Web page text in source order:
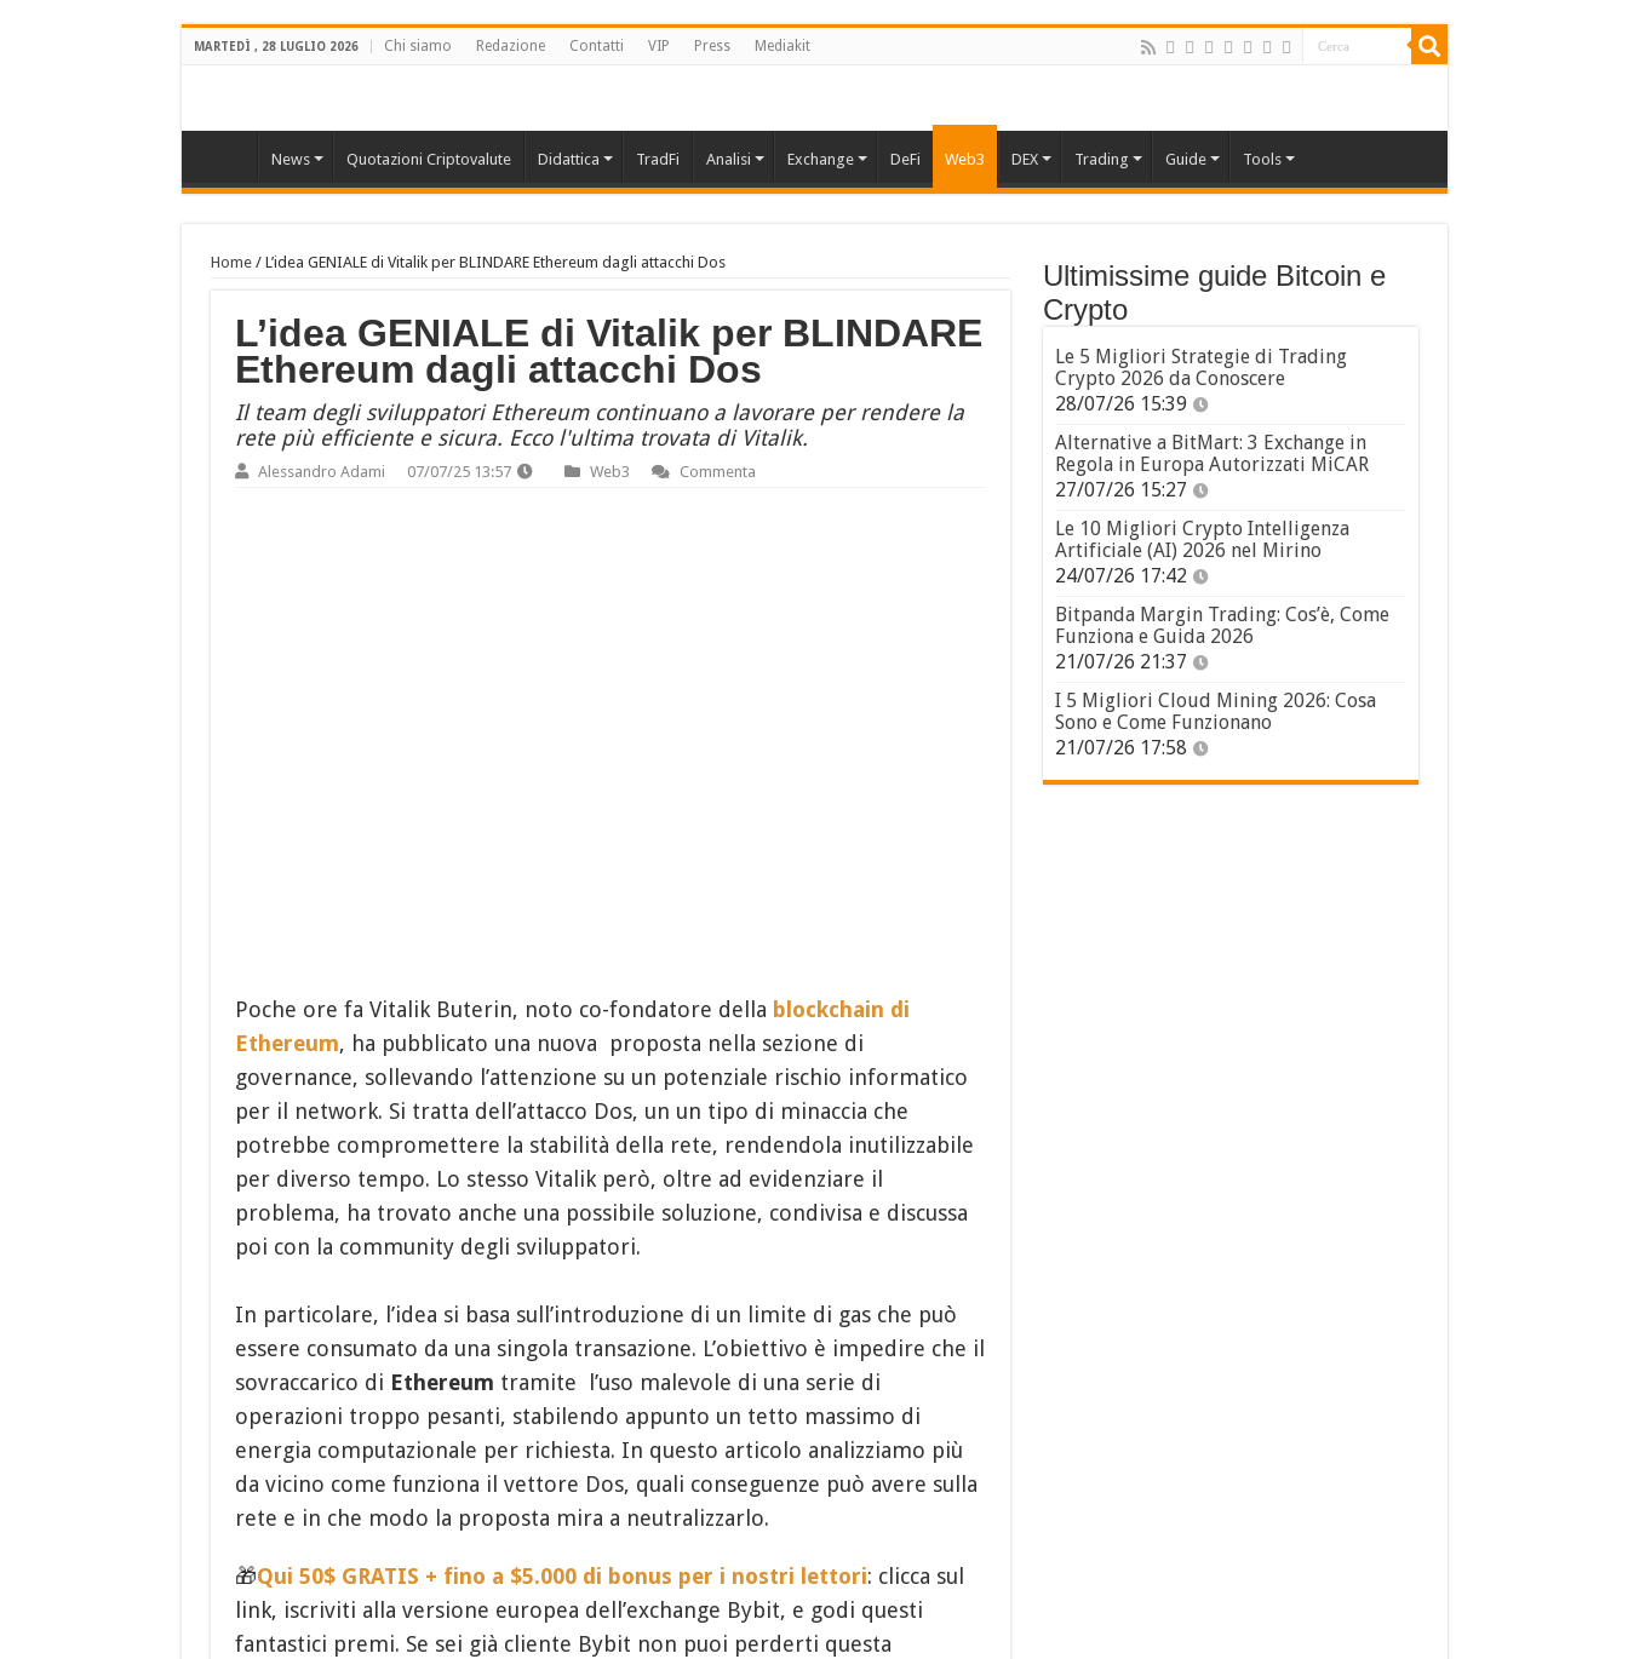
MARTEDÌ , 28 LUGLIO 2026 Chi siamo Redazione Contatti VIP Press Mediakit
News Quotazioni Criptovalute Didattica TradFi Analisi Exchange DeFi Web3 DEX Trading Guide Tools
Home/ L’idea GENIALE di Vitalik per BLINDARE Ethereum dagli attacchi Dos
L’idea GENIALE di Vitalik per BLINDARE
Ethereum dagli attacchi Dos
Il team degli sviluppatori Ethereum continuano a lavorare per rendere la
rete più efficiente e sicura. Ecco l'ultima trovata di Vitalik.
Alessandro Adami 07/07/25 13:57 Web3 Commenta
Poche ore fa Vitalik Buterin, noto co-fondatore della blockchain di
Ethereum, ha pubblicato una nuova proposta nella sezione di
governance, sollevando l’attenzione su un potenziale rischio informatico
per il network. Si tratta dell’attacco Dos, un un tipo di minaccia che
potrebbe compromettere la stabilità della rete, rendendola inutilizzabile
per diverso tempo. Lo stesso Vitalik però, oltre ad evidenziare il
problema, ha trovato anche una possibile soluzione, condivisa e discussa
poi con la community degli sviluppatori.
In particolare, l’idea si basa sull’introduzione di un limite di gas che può
essere consumato da una singola transazione. L’obiettivo è impedire che il
sovraccarico di Ethereum tramite l’uso malevole di una serie di
operazioni troppo pesanti, stabilendo appunto un tetto massimo di
energia computazionale per richiesta. In questo articolo analizziamo più
da vicino come funziona il vettore Dos, quali conseguenze può avere sulla
rete e in che modo la proposta mira a neutralizzarlo.
🎁Qui 50$ GRATIS + fino a $5.000 di bonus per i nostri lettori: clicca sul
link, iscriviti alla versione europea dell’exchange Bybit, e godi questi
fantastici premi. Se sei già cliente Bybit non puoi perderti questa
Ultimissime guide Bitcoin e
Crypto
Le 5 Migliori Strategie di Trading
Crypto 2026 da Conoscere
28/07/26 15:39
Alternative a BitMart: 3 Exchange in
Regola in Europa Autorizzati MiCAR
27/07/26 15:27
Le 10 Migliori Crypto Intelligenza
Artificiale (AI) 2026 nel Mirino
24/07/26 17:42
Bitpanda Margin Trading: Cos’è, Come
Funziona e Guida 2026
21/07/26 21:37
I 5 Migliori Cloud Mining 2026: Cosa
Sono e Come Funzionano
21/07/26 17:58